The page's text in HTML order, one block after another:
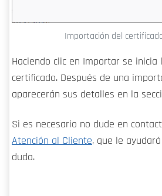
Importación del
Haciendo clic en Importar se inicia
certificado. Después de una
aparecerán sus detalles en la
Si es necesario no dude en
Atención al Cliente, que le
duda.